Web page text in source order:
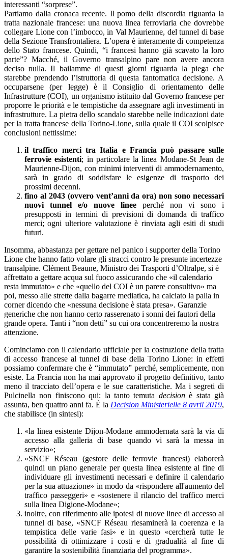
interessanti “sorprese”.
Partiamo dalla cronaca recente. Il pomo della discordia riguarda la
tratta nazionale francese: una nuova linea ferroviaria che dovrebbe
collegare Lione con l’imbocco, in Val Maurienne, del tunnel di base
della Sezione Transfrontaliera. L’opera è interamente di competenza
dello Stato francese. Quindi, “i francesi hanno già scavato la loro
parte”? Macché, il Governo transalpino pare non avere ancora
deciso nulla. Il bailamme di questi giorni riguarda la piega che
starebbe prendendo l’istruttoria di questa fantomatica decisione. A
occuparsene (per legge) è il Consiglio di orientamento delle
Infrastrutture (COI), un organismo istituito dal Governo francese per
proporre le priorità e le tempistiche da assegnare agli investimenti in
infrastrutture. La pietra dello scandalo starebbe nelle indicazioni date
per la tratta francese della Torino-Lione, sulla quale il COI scolpisce
conclusioni nettissime:
il traffico merci tra Italia e Francia può passare sulle
ferrovie esistenti; in particolare la linea Modane-St Jean de
Maurienne-Dijon, con minimi interventi di ammodernamento,
sarà in grado di soddisfare le esigenze di trasporto dei
prossimi decenni.
fino al 2043 (ovvero vent’anni da ora) non sono necessari
nuovi tunnel e/o nuove linee perché non vi sono i
presupposti in termini di previsioni di domanda di traffico
merci; ogni ulteriore valutazione è rinviata agli esiti di studi
futuri.
Insomma, abbastanza per gettare nel panico i supporter della Torino
Lione che hanno fatto volare gli stracci contro le presunte incertezze
transalpine. Clément Beaune, Ministro dei Trasporti d’Oltralpe, si è
affrettato a gettare acqua sul fuoco assicurando che «il calendario
resta immutato» e che «quello del COI è un parere consultivo» ma
poi, messo alle strette dalla bagarre mediatica, ha calciato la palla in
corner dicendo che «nessuna decisione è stata presa». Garanzie
generiche che non hanno certo rasserenato i sonni dei fautori della
grande opera. Tanti i “non detti” su cui ora concentreremo la nostra
attenzione.
Cominciamo con il calendario ufficiale per la costruzione della tratta
di accesso francese al tunnel di base della Torino Lione: in effetti
possiamo confermare che è “immutato” perché, semplicemente, non
esiste. La Francia non ha mai approvato il progetto definitivo, tanto
meno il tracciato dell’opera e le sue caratteristiche. Ma i segreti di
Pulcinella non finiscono qui: la tanto temuta decisionè stata già
assunta, ben quattro anni fa. È la Decision Ministerielle 8 avril 2019,
che stabilisce (in sintesi):
«la linea esistente Dijon-Modane ammodernata sarà la via di
accesso alla galleria di base quando vi sarà la messa in
servizio»;
«SNCF Réseau (gestore delle ferrovie francesi) elaborerà
quindi un piano generale per questa linea esistente al fine di
individuare gli investimenti necessari e definire il calendario
per la sua attuazione» in modo da «rispondere all'aumento del
traffico passeggeri» e «sostenere il rilancio del traffico merci
sulla linea Digione-Modane»;
inoltre, con riferimento alle ipotesi di nuove linee di accesso al
tunnel di base, «SNCF Réseau riesaminerà la coerenza e la
tempistica delle varie fasi» e in questo «cercherà tutte le
possibilità di ottimizzare i costi e di gradualità al fine di
garantire la sostenibilità finanziaria del programma».